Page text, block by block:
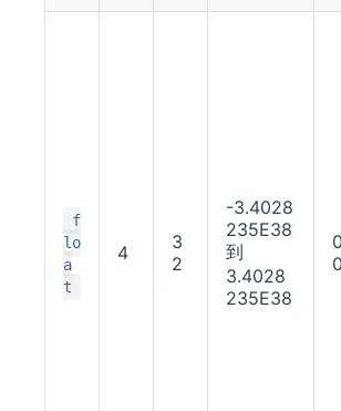
f
lo
a
t
4
3
2
-3.4028
235E38
到
3.4028
235E38